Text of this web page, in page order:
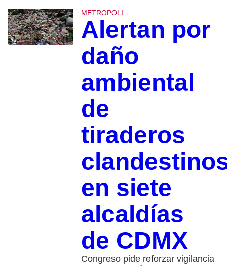
METROPOLI
Alertan por
daño
ambiental
de
tiraderos
en siete
alcaldías
de CDMX
Congreso pide reforzar vigilancia